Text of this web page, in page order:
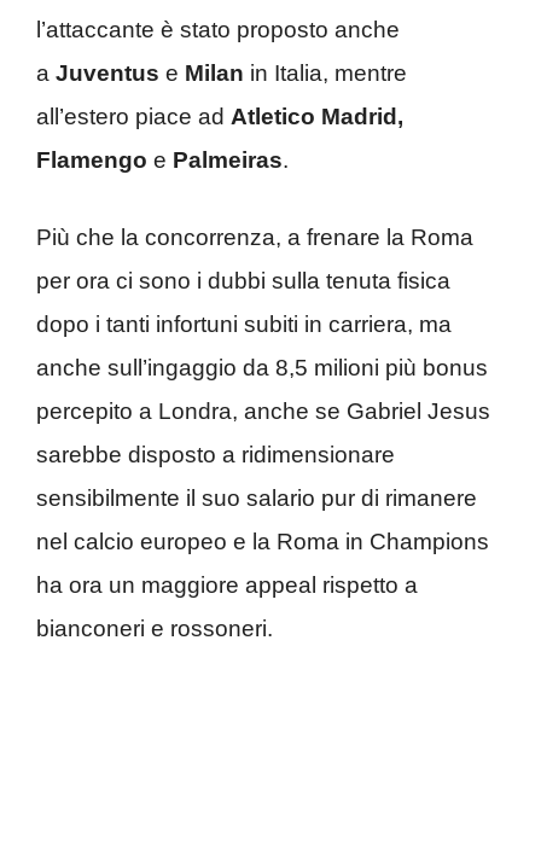
l’attaccante è stato proposto anche
a Juventus e Milan in Italia, mentre
all’estero piace ad Atletico Madrid,
Flamengo e Palmeiras.
Più che la concorrenza, a frenare la Roma
per ora ci sono i dubbi sulla tenuta fisica
dopo i tanti infortuni subiti in carriera, ma
anche sull’ingaggio da 8,5 milioni più bonus
percepito a Londra, anche se Gabriel Jesus
sarebbe disposto a ridimensionare
sensibilmente il suo salario pur di rimanere
nel calcio europeo e la Roma in Champions
ha ora un maggiore appeal rispetto a
bianconeri e rossoneri.